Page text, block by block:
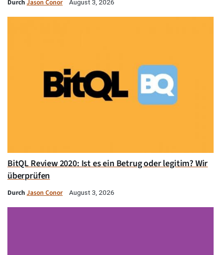
Durch Jason Conor August 3, 2026
BitQL Review 2020: Ist es ein Betrug oder legitim? Wir
überprüfen
Durch Jason Conor August 3, 2026